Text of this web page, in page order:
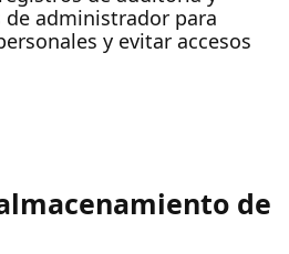
de administrador para
y evitar accesos
de